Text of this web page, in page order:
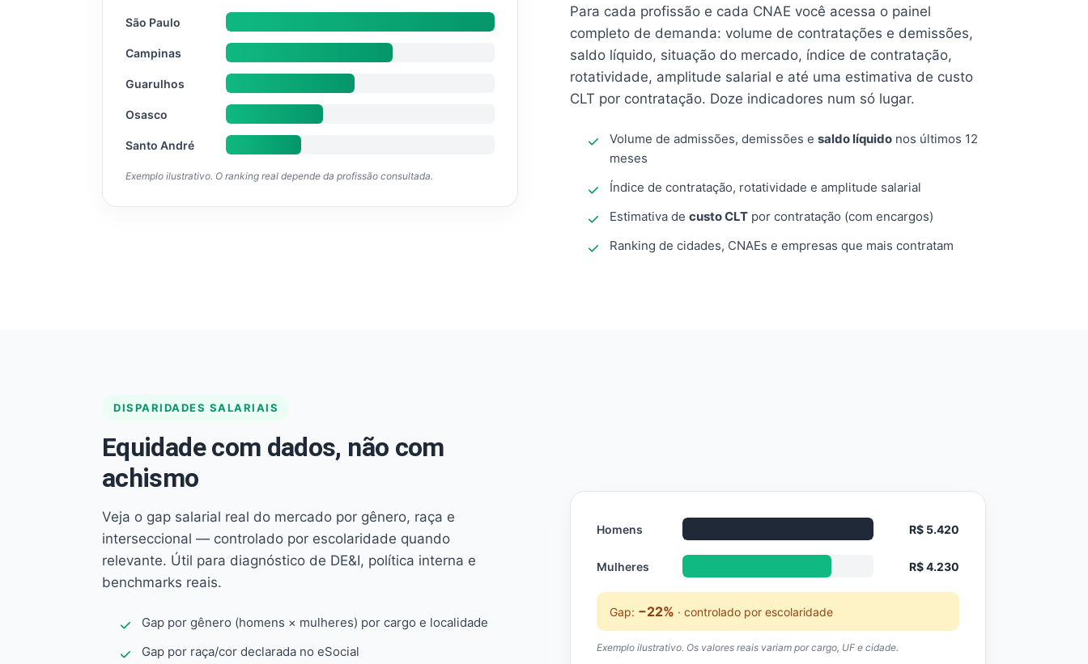
Para cada profissão e cada CNAE você acessa o painel
completo de demanda: volume de contratações e demissões,
saldo líquido, situação do mercado, índice de contratação,
rotatividade, amplitude salarial e até uma estimativa de custo
CLT por contratação. Doze indicadores num só lugar.
Volume de admissões, demissões e saldo líquido nos últimos 12
meses
Índice de contratação, rotatividade e amplitude salarial
Estimativa de custo CLT por contratação (com encargos)
Ranking de cidades, CNAEs e empresas que mais contratam
São Paulo
Campinas
Guarulhos
Osasco
Santo André
Exemplo ilustrativo. O ranking real depende da profissão consultada.
DISPARIDADES SALARIAIS
Equidade com dados, não com
achismo
Veja o gap salarial real do mercado por gênero, raça e
interseccional — controlado por escolaridade quando
relevante. Útil para diagnóstico de DE&I, política interna e
benchmarks reais.
Gap por gênero (homens × mulheres) por cargo e localidade
Gap por raça/cor declarada no eSocial
Homens R$ 5.420
Mulheres R$ 4.230
Gap: −22% · controlado por escolaridade
Exemplo ilustrativo. Os valores reais variam por cargo, UF e cidade.